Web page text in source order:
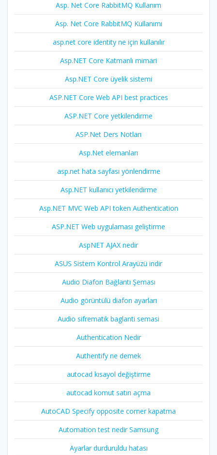
Asp. Net Core RabbitMQ Kullanım
Asp. Net Core RabbitMQ Kullanımı
asp.net core identity ne için kullanılır
Asp.NET Core Katmanlı mimari
Asp.NET Core üyelik sistemi
ASP.NET Core Web API best practices
ASP.NET Core yetkilendirme
ASP.Net Ders Notları
Asp.Net elemanları
asp.net hata sayfası yönlendirme
Asp.NET kullanıcı yetkilendirme
Asp.NET MVC Web API token Authentication
ASP.NET Web uygulaması geliştirme
AspNET AJAX nedir
ASUS Sistem Kontrol Arayüzü indir
Audio Diafon Bağlantı Şeması
Audio görüntülü diafon ayarları
Audio sifrematik baglanti semasi
Authentication Nedir
Authentify ne demek
autocad kısayol değiştirme
autocad komut satırı açma
AutoCAD Specify opposite corner kapatma
Automation test nedir Samsung
Ayarlar durduruldu hatası